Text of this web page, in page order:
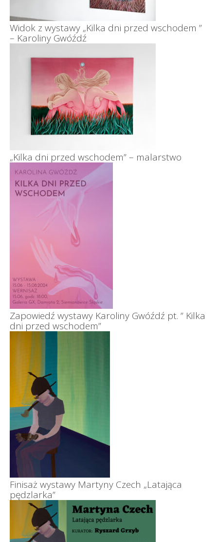
Widok z wystawy „Kilka dni przed wschodem ”
– Karoliny Gwóźdź
„Kilka dni przed wschodem” – malarstwo
Zapowiedź wystawy Karoliny Gwóźdź pt. ” Kilka
dni przed wschodem”
Finisaż wystawy Martyny Czech „Latająca
pędzlarka”